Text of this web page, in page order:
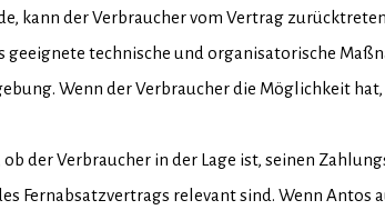
kann der Verbraucher vom Vertrag
technische und organisatorische
Wenn der Verbraucher die Möglichkeit
der Verbraucher in der Lage ist, seinen
Fernabsatzvertrags relevant sind. Wenn Antos